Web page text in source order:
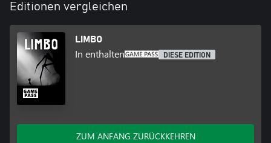
Editionen vergleichen
LIMBO
In enthalten DIESE EDITION
ZUM ANFANG ZURÜCKKEHREN